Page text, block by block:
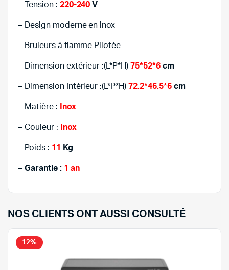
– Tension : 220-240V
– Design moderne en inox
– Bruleurs à flamme Pilotée
– Dimension extérieur :(L*P*H)75*52*6cm
– Dimension Intérieur :(L*P*H)72.2*46.5*6 cm
– Matière : Inox
– Couleur : Inox
– Poids : 11 Kg
– Garantie : 1 an
NOS CLIENTS ONT AUSSI CONSULTÉ
12%